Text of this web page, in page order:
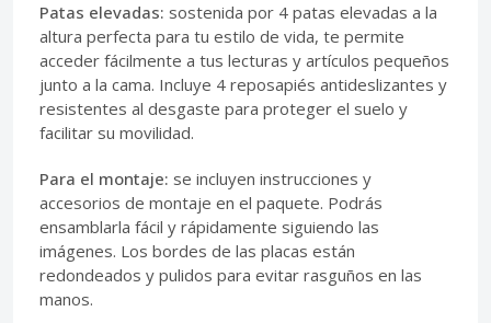
Patas elevadas: sostenida por 4 patas elevadas a la
altura perfecta para tu estilo de vida, te permite
acceder fácilmente a tus lecturas y artículos pequeños
junto a la cama. Incluye 4 reposapiés antideslizantes y
resistentes al desgaste para proteger el suelo y
facilitar su movilidad.
Para el montaje: se incluyen instrucciones y
accesorios de montaje en el paquete. Podrás
ensamblarla fácil y rápidamente siguiendo las
imágenes. Los bordes de las placas están
redondeados y pulidos para evitar rasguños en las
manos.